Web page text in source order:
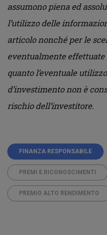
assumono piena ed
l’utilizzo delle
articolo nonché per le
eventualmente effettuate
quanto l’eventuale
d’investimento non è
rischio dell’investitore.
FINANZA RESPONSABILE
PREMI E RICONOSCIMENTI
PREMIO ALTO RENDIMENTO